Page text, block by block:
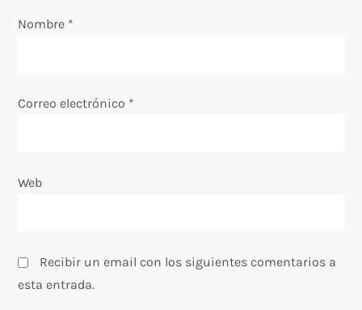
t
a
a
Nombre *
Correo electrónico *
Web
Recibir un email con los siguientes comentarios a
esta entrada.